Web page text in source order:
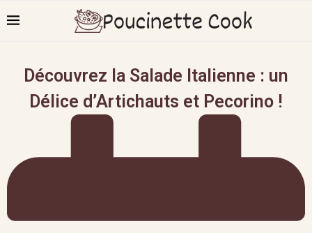
Découvrez la Salade Italienne : un
Délice d’Artichauts et Pecorino !